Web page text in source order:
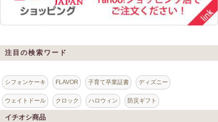
注目の検索ワード
シフォンケーキ FLAVOR 子育て卒業証書 ディズニー
ウェイトドール クロック ハロウィン 防災ギフト
イチオシ商品